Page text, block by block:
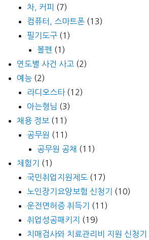
차, 커피 (7)
컴퓨터, 스마트폰 (13)
필기도구 (1)
볼펜 (1)
연도별 사건 사고 (2)
예능 (2)
라디오스타(12)
아는형님 (3)
채용 정보 (11)
공무원 (11)
공무원 공채 (11)
체험기
(1)
국민취업지원제도 (17)
노인장기요양보험 신청기
(10)
운전면허증 취득기
(11)
취업성공패키지
(19)
치매검사와 치료관리비 지원 신청기